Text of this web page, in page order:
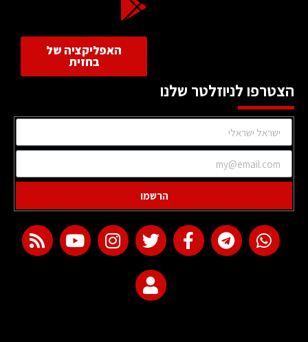
האפליקציה של
בחזית
הצטרפו לניוזלטר שלנו
הרשמו